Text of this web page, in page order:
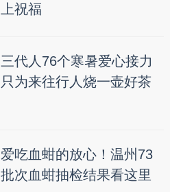
上祝福
三代人76个寒暑爱心接力
只为来往行人烧一壶好茶
爱吃血蚶的放心！温州73
批次血蚶抽检结果看这里